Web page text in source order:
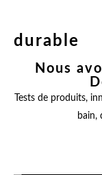
durable
Nous
Tests de produits,
bain,